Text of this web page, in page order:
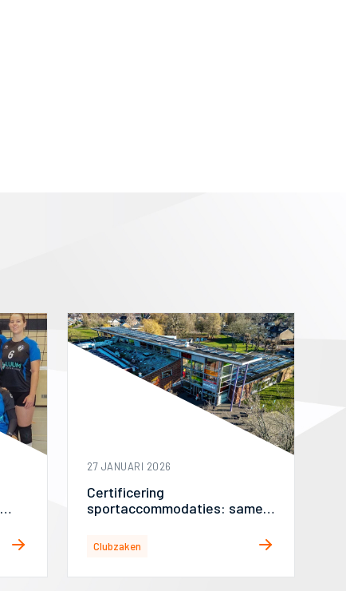
27 JANUARI 2026
Certificering
sportaccommodaties: samen
volleybalaccommodaties
Clubzaken